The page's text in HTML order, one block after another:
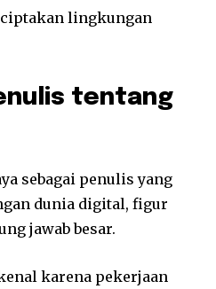
lingkungan
tentang
sebagai penulis yang
dunia digital, figur
jawab besar.
karena pekerjaan